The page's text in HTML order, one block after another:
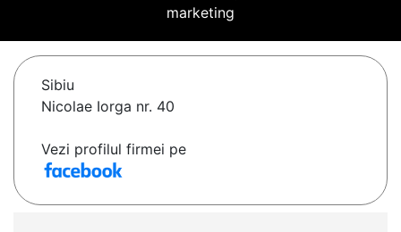
marketing
Sibiu
Nicolae Iorga nr. 40
Vezi profilul firmei pe